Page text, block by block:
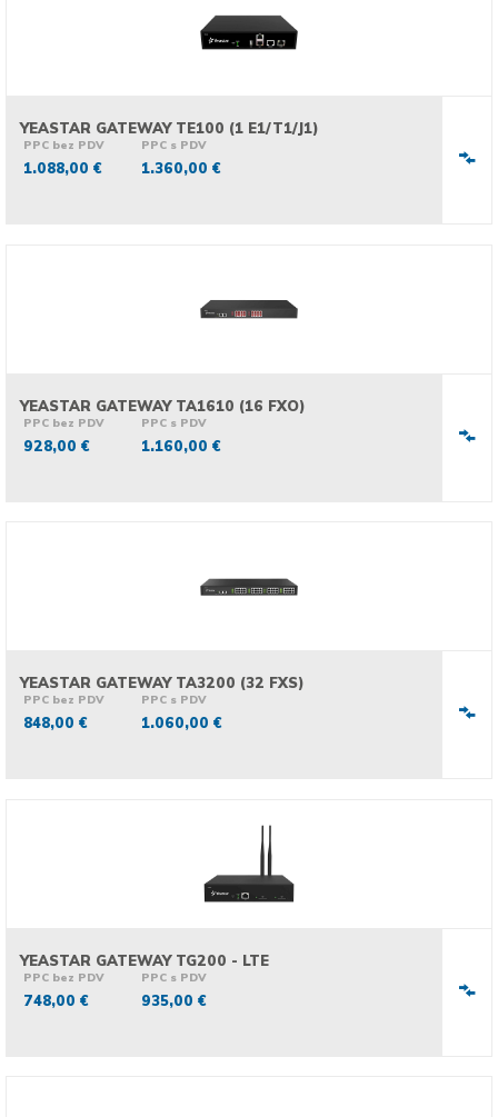
YEASTAR GATEWAY TE100 (1 E1/T1/J1)
PPC bez PDV
1.088,00 €
PPC s PDV
1.360,00 €
YEASTAR GATEWAY TA1610 (16 FXO)
PPC bez PDV
928,00 €
PPC s PDV
1.160,00 €
YEASTAR GATEWAY TA3200 (32 FXS)
PPC bez PDV
848,00 €
PPC s PDV
1.060,00 €
YEASTAR GATEWAY TG200 - LTE
PPC bez PDV
748,00 €
PPC s PDV
935,00 €